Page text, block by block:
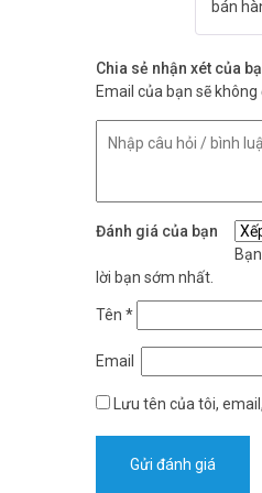
bán
Chia sẻ nhận xét của
Email của bạn sẽ
Đánh giá của bạn
lời bạn sớm nhất.
Tên *
Email
Lưu tên của tôi,